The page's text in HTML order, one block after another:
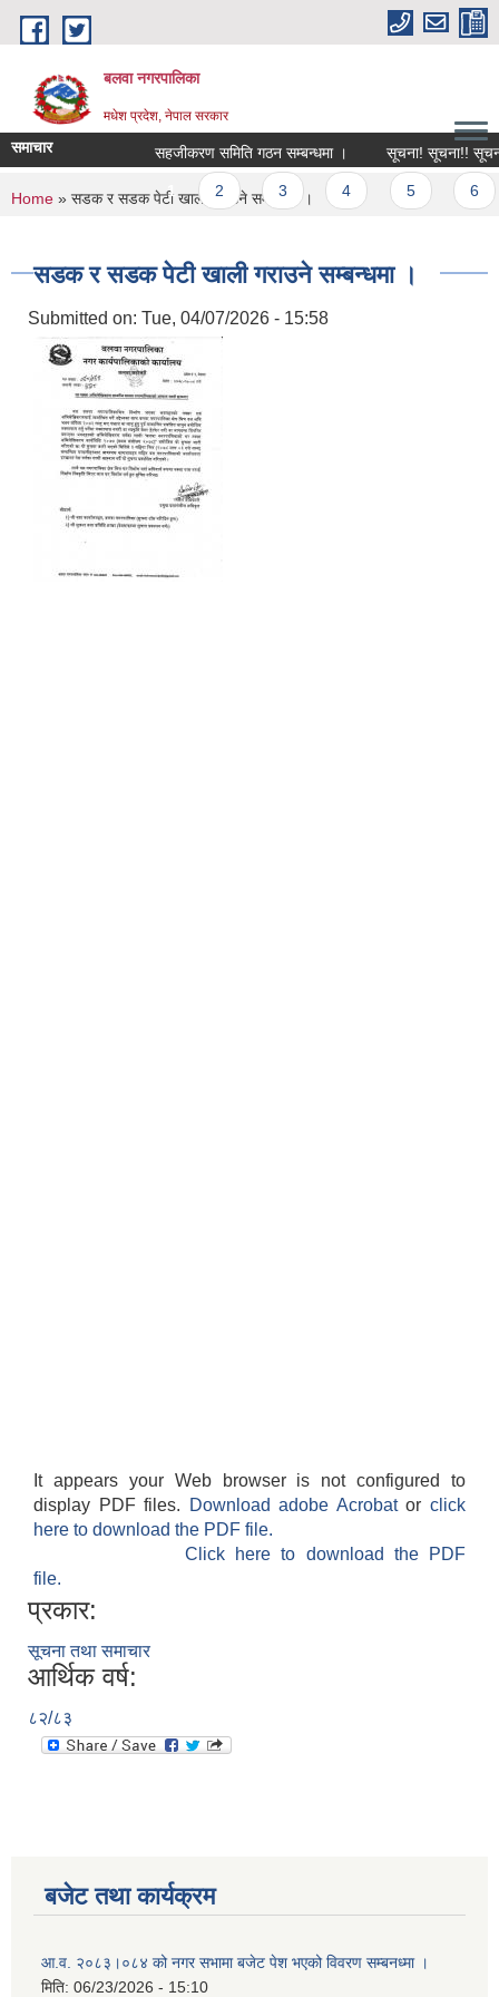
Skip to main content
बलवा नगरपालिका
मधेश प्रदेश, नेपाल सरकार
समाचार सहजीकरण समिति गठन सम्बन्धमा । सूचना! सूचना!! सूचना!!!
Pages
1 2 3
You are here
Home » सडक र सडक पेटी खाली गराउने सम्बन्धमा ।
सडक र सडक पेटी खाली गराउने सम्बन्धमा ।
Submitted on: Tue, 04/07/2026 - 15:58
It appears your Web browser is not configured to
display PDF files.
Download adobe Acrobatorclick
here to download the PDF file.
Click here to download the PDF
file.
प्रकार:
सूचना तथा समाचार
आर्थिक वर्ष:
८२/८३
बजेट तथा कार्यक्रम
आ.व. २०८३।०८४ को नगर सभामा बजेट पेश भएको विवरण सम्बनध्मा ।
मिति: 06/23/2026 - 15:10